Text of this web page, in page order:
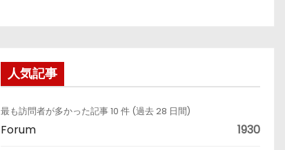
人気記事
最も訪問者が多かった記事 10 件 (過去 28 日間)
Forum 1930